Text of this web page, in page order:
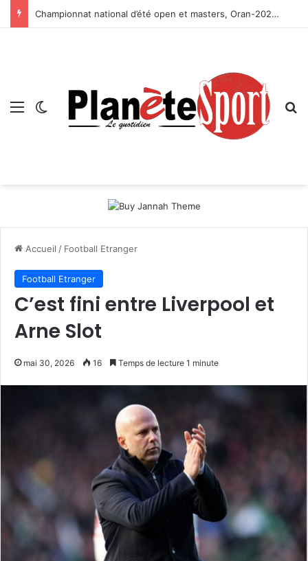
Championnat national d’été open et masters, Oran-2026 — Le CRB s’adjuge le titre
Menu Switch skin
Accueil / Football Etranger
Football Etranger
C’est fini entre Liverpool et
Arne Slot
mai 30, 2026 16 Temps de lecture 1 minute